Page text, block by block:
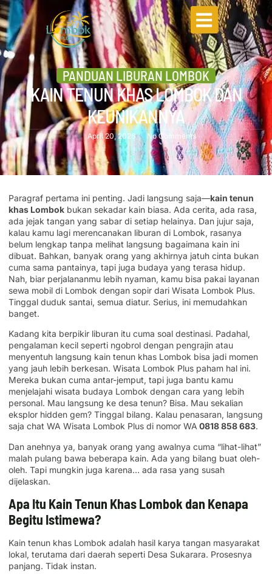
PANDUAN LIBURAN LOMBOK
KAIN TENUN KHAS LOMBOK DAN
KEUNIKANNYA
April 20, 2026 No Comments
Paragraf pertama ini penting. Jadi langsung saja—kain tenun
khas Lombok bukan sekadar kain biasa. Ada cerita, ada rasa,
ada jejak tangan yang sabar di setiap helainya. Dan jujur saja,
kalau kamu lagi merencanakan liburan di Lombok, rasanya
belum lengkap tanpa melihat langsung bagaimana kain ini
dibuat. Bahkan, banyak orang yang akhirnya jatuh cinta bukan
cuma sama pantainya, tapi juga budaya yang terasa hidup.
Nah, biar perjalananmu lebih nyaman, kamu bisa pakai layanan
sewa mobil di Lombok dengan sopir dari Wisata Lombok Plus.
Tinggal duduk santai, semua diatur. Serius, ini memudahkan
banget.
Kadang kita berpikir liburan itu cuma soal destinasi. Padahal,
pengalaman kecil seperti ngobrol dengan pengrajin atau
menyentuh langsung kain tenun khas Lombok bisa jadi momen
yang jauh lebih berkesan. Wisata Lombok Plus paham hal ini.
Mereka bukan cuma antar-jemput, tapi juga bantu kamu
menjelajahi wisata budaya Lombok dengan cara yang lebih
personal. Mau langsung ke desa tenun? Bisa. Mau sekalian
eksplor hidden gem? Tinggal bilang. Kalau penasaran, langsung
saja chat WA Wisata Lombok Plus di nomor WA 0818 858 683.
Dan anehnya ya, banyak orang yang awalnya cuma “lihat-lihat”
malah pulang bawa beberapa kain. Ada yang bilang buat oleh-
oleh. Tapi mungkin juga karena… ada rasa yang susah
dijelaskan.
Apa Itu Kain Tenun Khas Lombok dan Kenapa
Begitu Istimewa?
Kain tenun khas Lombok adalah hasil karya tangan masyarakat
lokal, terutama dari daerah seperti Desa Sukarara. Prosesnya
panjang. Tidak instan.